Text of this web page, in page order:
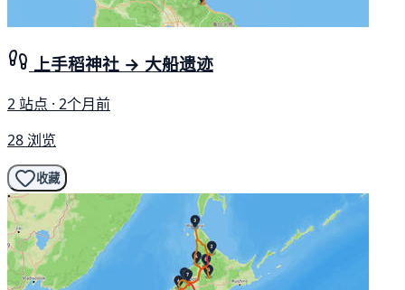
上手稻神社 → 大船遗迹
2 站点 · 2个月前
28 浏览
收藏